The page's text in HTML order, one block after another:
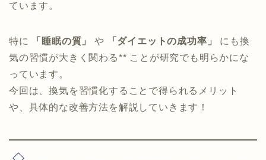
ています。
特に 「睡眠の質」 や 「ダイエットの成功率」
にも換
気の習慣が大きく関わる** ことが研究でも明らかにな
っています。
今回は、換気を習慣化することで得られるメリット
や、具体的な改善方法を解説していきます！